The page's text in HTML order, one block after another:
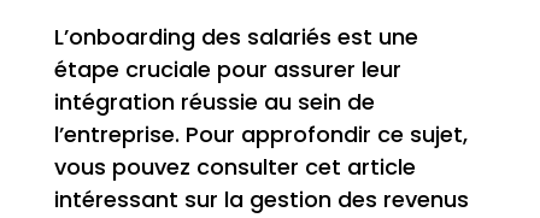
L’onboarding des salariés est une
étape cruciale pour assurer leur
intégration réussie au sein de
l’entreprise. Pour approfondir ce sujet,
vous pouvez consulter cet article
intéressant sur la gestion des revenus